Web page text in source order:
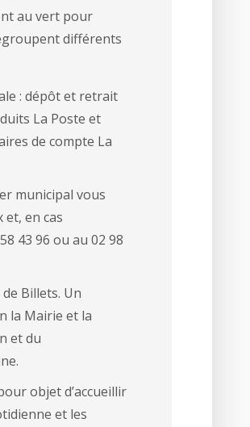
au vert pour
différents
: dépôt et retrait
La Poste et
de compte La
municipal vous
et, en cas
43 96 ou au 02 98
Billets. Un
la Mairie et la
et du
objet d’accueillir
et les